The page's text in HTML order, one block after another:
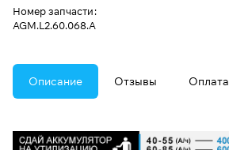
Номер запчасти:
AGM.L2.60.068.A
Описание Отзывы Оплата